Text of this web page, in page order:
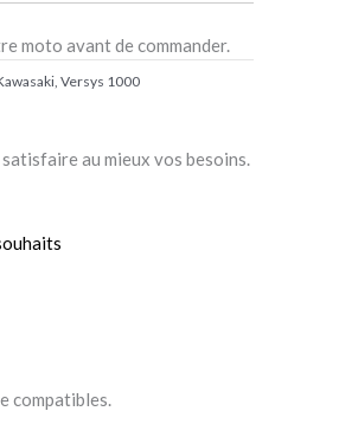
moto avant de commander.
Versys 1000
au mieux vos besoins.
compatibles.